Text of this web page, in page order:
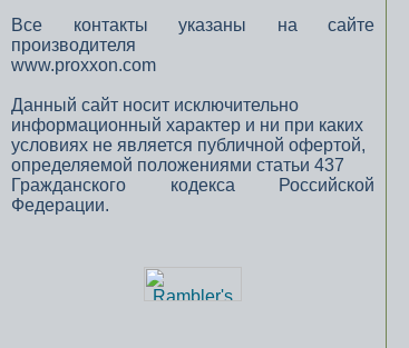
Все контакты указаны на сайте
производителя
www.proxxon.com
Данный сайт носит исключительно
информационный характер и ни при каких
условиях не является публичной офертой,
определяемой положениями статьи 437
Гражданского кодекса Российской
Федерации.